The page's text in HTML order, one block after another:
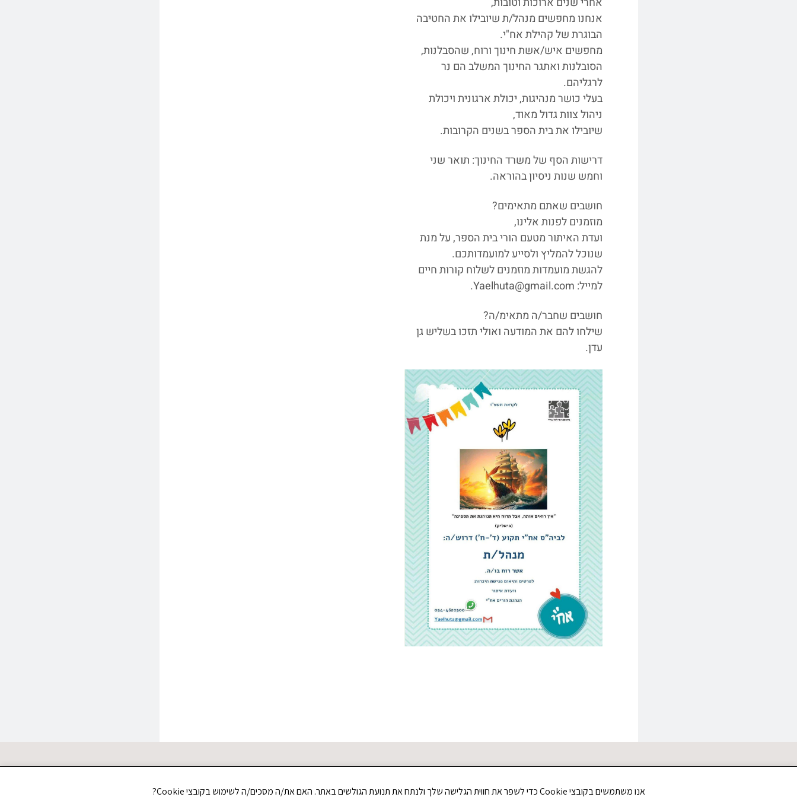
אנחנו מחפשים מנהל/ת שיובילו את החטיבה
הבוגרת של קהילת אח"י.
מחפשים איש/אשת חינוך ורוח, שהסבלנות,
הסובלנות ואתגר החינוך המשלב הם נר
לרגליהם.
בעלי כושר מנהיגות, יכולת ארגונית ויכולת
ניהול צוות גדול מאוד,
שיובילו את בית הספר בשנים הקרובות.
דרישות הסף של משרד החינוך: תואר שני
וחמש שנות ניסיון בהוראה.
חושבים שאתם מתאימים?
מוזמנים לפנות אלינו,
ועדת האיתור מטעם הורי בית הספר, על מנת
שנוכל להמליץ ולסייע למועמדותכם.
להגשת מועמדות מוזמנים לשלוח קורות חיים
למייל: Yaelhuta@gmail.com.
חושבים שחבר/ה מתאימ/ה?
שילחו להם את המודעה ואולי תזכו בשליש גן
עדן.
אנו משתמשים בקובצי Cookie כדי לשפר את חווית הגלישה שלך ולנתח את תנועת הגולשים באתר. האם את/ה מסכים/ה לשימוש בקובצי Cookie?